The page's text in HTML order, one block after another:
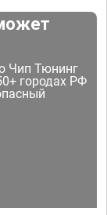
Чип Тюнинг
городах РФ